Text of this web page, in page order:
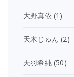
大野真依 (1)
天木じゅん (2)
天羽希純(50)